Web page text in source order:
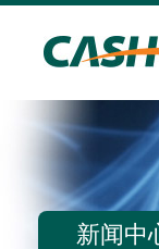
新闻中